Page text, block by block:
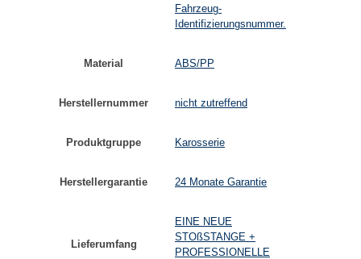
Fahrzeug-
Identifizierungsnummer.
Material ABS/PP
Herstellernummer nicht zutreffend
Produktgruppe Karosserie
Herstellergarantie 24 Monate Garantie
Lieferumfang
EINE NEUE
STOßSTANGE +
PROFESSIONELLE